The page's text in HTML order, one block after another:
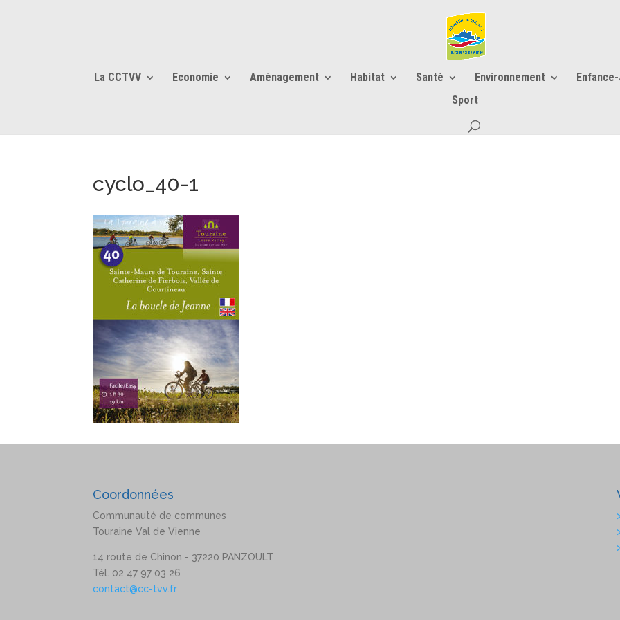
La CCTVV Economie Aménagement Habitat Santé Environnement
Sport
cyclo_40-1
Coordonnées
Communauté de communes
Touraine Val de Vienne
14 route de Chinon - 37220 PANZOULT
Tél. 02 47 97 03 26
contact@cc-tvv.fr